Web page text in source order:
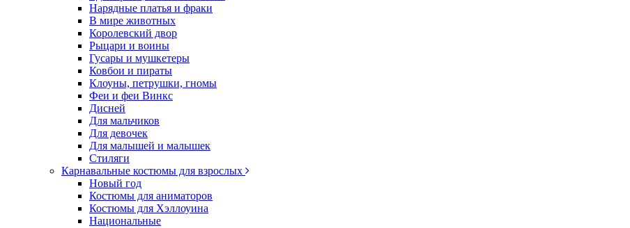
Нарядные платья и фраки
В мире животных
Королевский двор
Рыцари и воины
Гусары и мушкетеры
Ковбои и пираты
Клоуны, петрушки, гномы
Феи и феи Винкс
Дисней
Для мальчиков
Для девочек
Для малышей и малышек
Стиляги
Карнавальные костюмы для взрослых
Новый год
Костюмы для аниматоров
Костюмы для Хэллоуина
Национальные